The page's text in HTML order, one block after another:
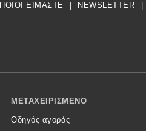
ΠΟΙΟΙ ΕΙΜΑΣΤΕ NEWSLETTER
ΜΕΤΑΧΕΙΡΙΣΜΈΝΟ
Οδηγός αγοράς